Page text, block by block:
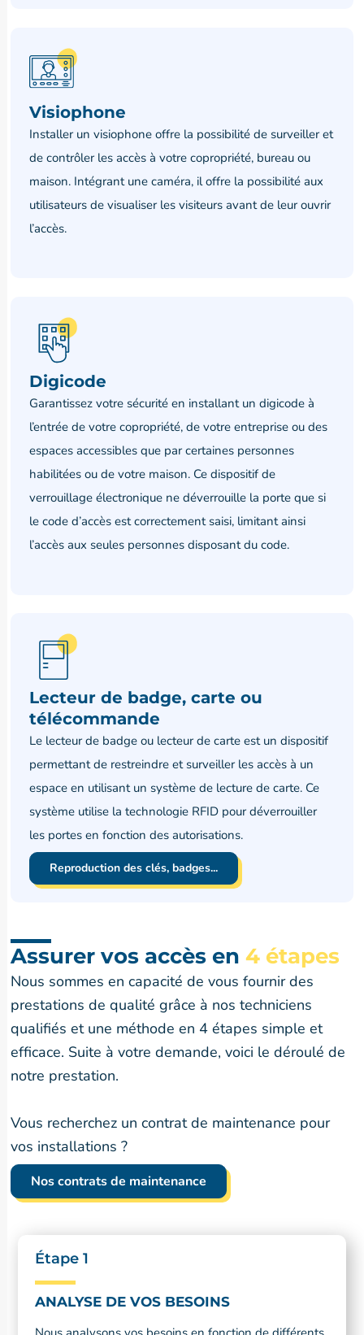
Visiophone
Installer un visiophone offre la possibilité de surveiller et
de contrôler les accès à votre copropriété, bureau ou
maison. Intégrant une caméra, il offre la possibilité aux
utilisateurs de visualiser les visiteurs avant de leur ouvrir
l’accès.
Digicode
Garantissez votre sécurité en installant un digicode à
l’entrée de votre copropriété, de votre entreprise ou des
espaces accessibles que par certaines personnes
habilitées ou de votre maison. Ce dispositif de
verrouillage électronique ne déverrouille la porte que si
le code d’accès est correctement saisi, limitant ainsi
l’accès aux seules personnes disposant du code.
Lecteur de badge, carte ou
télécommande
Le lecteur de badge ou lecteur de carte est un dispositif
permettant de restreindre et surveiller les accès à un
espace en utilisant un système de lecture de carte. Ce
système utilise la technologie RFID pour déverrouiller
les portes en fonction des autorisations.
Reproduction des clés, badges...
Assurer vos accès en4 étapes
Nous sommes en capacité de vous fournir des
prestations de qualité grâce à nos techniciens
qualifiés et une méthode en 4 étapes simple et
efficace. Suite à votre demande, voici le déroulé de
notre prestation.
Vous recherchez un contrat de maintenance pour
vos installations ?
Nos contrats de maintenance
Étape 1
ANALYSE DE VOS BESOINS